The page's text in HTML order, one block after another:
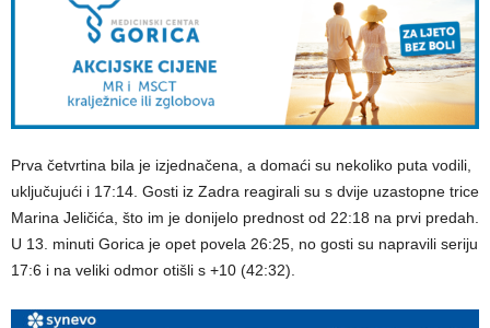
Prva četvrtina bila je izjednačena, a domaći su nekoliko puta vodili,
uključujući i 17:14. Gosti iz Zadra reagirali su s dvije uzastopne trice
Marina Jeličića, što im je donijelo prednost od 22:18 na prvi predah.
U 13. minuti Gorica je opet povela 26:25, no gosti su napravili seriju
17:6 i na veliki odmor otišli s +10 (42:32).